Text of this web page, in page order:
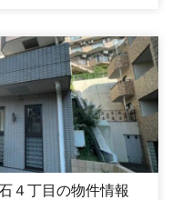
４丁目の物件情報